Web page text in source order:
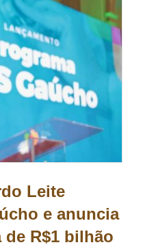
Leite
e anuncia
R$1 bilhão